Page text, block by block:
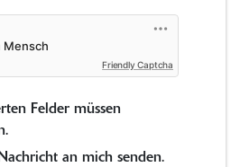
Friendly Captcha
Felder müssen
an mich senden.